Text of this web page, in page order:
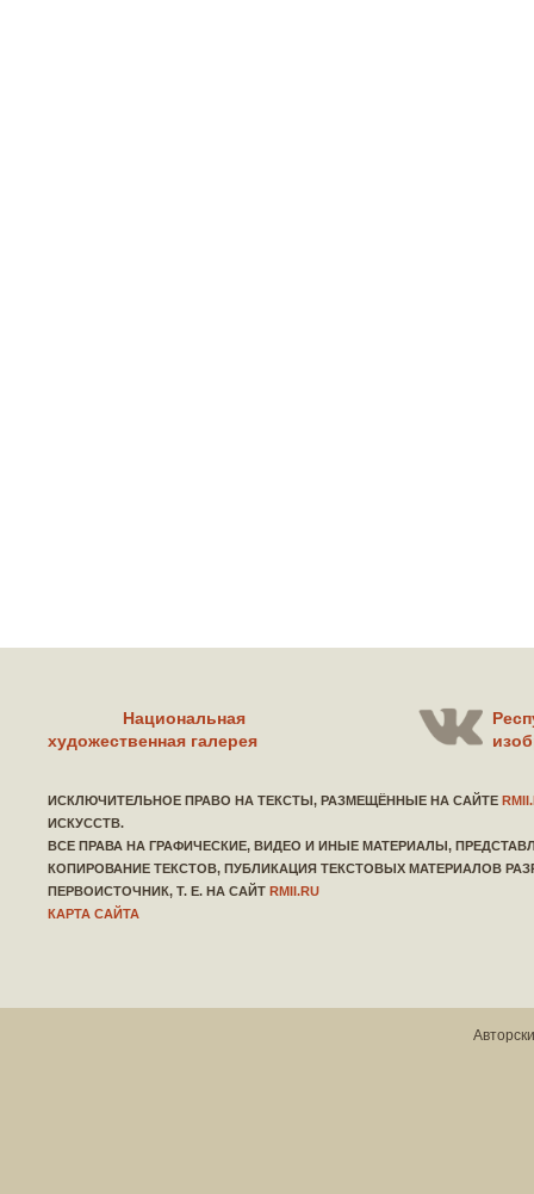
Национальная
художественная галерея
ИСКЛЮЧИТЕЛЬНОЕ ПРАВО НА ТЕКСТЫ, РАЗМЕЩЁННЫЕ НА САЙТЕ
ИСКУССТВ.
ВСЕ ПРАВА НА ГРАФИЧЕСКИЕ, ВИДЕО И ИНЫЕ МАТЕРИАЛЫ,
КОПИРОВАНИЕ ТЕКСТОВ, ПУБЛИКАЦИЯ ТЕКСТОВЫХ МАТЕРИАЛОВ
ПЕРВОИСТОЧНИК, Т. Е. НА САЙТ RMII.RU
КАРТА САЙТА